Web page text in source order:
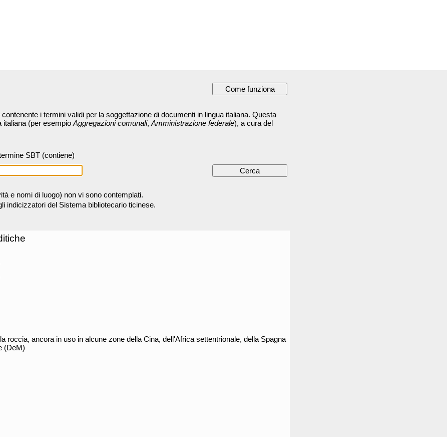
i termini validi per la soggettazione di documenti in lingua italiana. Questa
italiana (per esempio Aggregazioni comunali, Amministrazione federale), a cura del
SBT (contiene)
e nomi di luogo) non vi sono contemplati.
indicizzatori del Sistema bibliotecario ticinese.
roccia, ancora in uso in alcune zone della Cina, dell'Africa settentrionale, della Spagna
(DeM)